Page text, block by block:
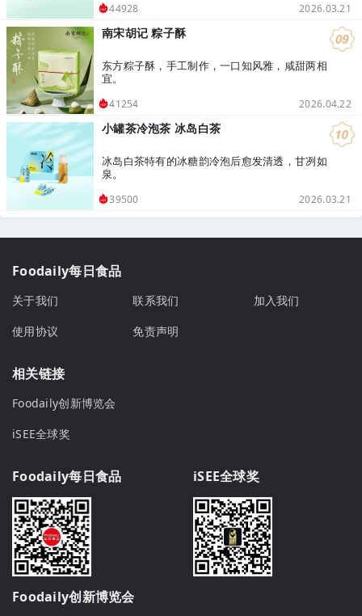
44928 2026.03.21
南宋胡记 粽子酥
东方粽子酥，手工制作，一口知风雅，咸甜两相
宜。
41254 2026.04.22
小罐茶冷泡茶 冰岛白茶
冰岛白茶特有的冰糖韵冷泡后愈发清透，甘冽如
泉。
39500 2026.03.21
Foodaily每日食品
关于我们 联系我们
加入我们
使用协议
免责声明
相关链接
Foodaily创新博览会
iSEE全球奖
Foodaily每日食品 iSEE全球奖
Foodaily创新博览会